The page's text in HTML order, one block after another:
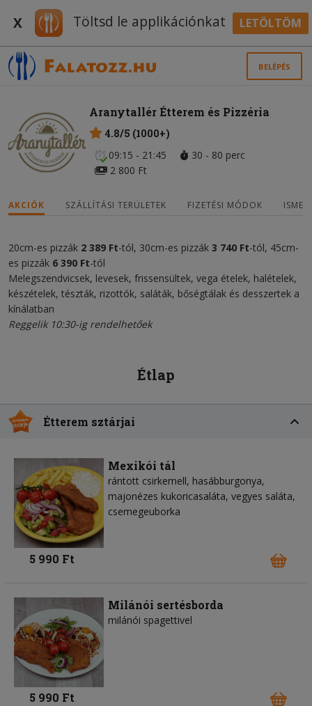
X Töltsd le applikációnkat LETÖLTÖM
BELÉPÉS
Aranytallér Étterem és Pizzéria
4.8/5 (1000+)
09:15 - 21:45
30 - 80 perc
2 800 Ft
AKCIÓK SZÁLLÍTÁSI TERÜLETEK FIZETÉSI MÓDOK
20cm-es pizzák 2 389 Ft-tól, 30cm-es pizzák 3 740 Ft-tól, 45cm-
es pizzák 6 390 Ft-tól
Melegszendvicsek, levesek, frissensültek, vega ételek, halételek,
készételek, tészták, rizottók, saláták, bőségtálak és desszertek a
kínálatban
Reggelik 10:30-ig rendelhetőek
Étlap
Étterem sztárjai
Mexikói tál
rántott csirkemell, hasábburgonya,
majonézes kukoricasaláta, vegyes saláta,
csemegeuborka
5 990 Ft
Milánói sertésborda
milánói spagettivel
5 990 Ft